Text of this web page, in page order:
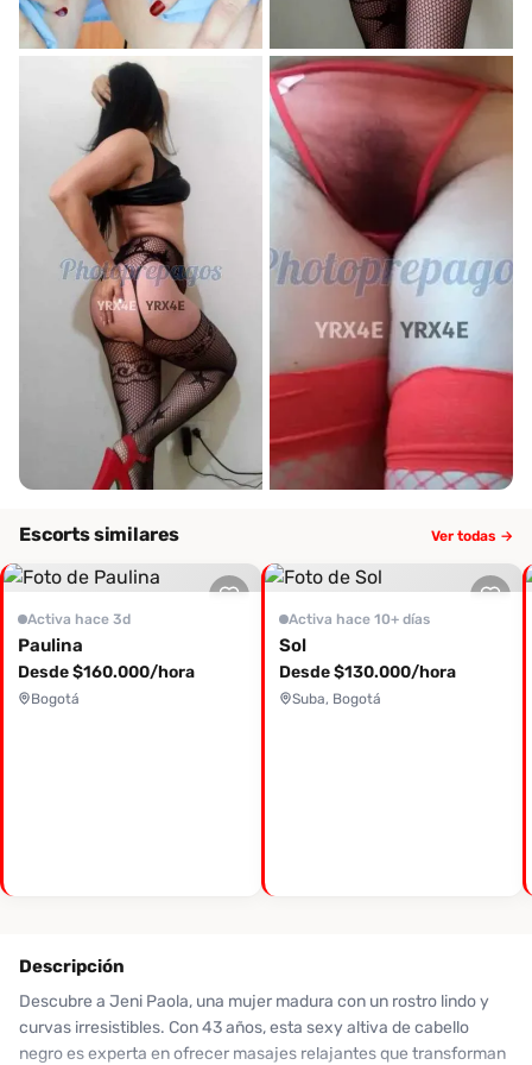
Escorts similares Ver todas →
Activa hace 3d
Paulina
Desde $160.000/hora
Bogotá
Activa hace 10+ días
Sol
Desde $130.000/hora
Suba, Bogotá
Descripción
Descubre a Jeni Paola, una mujer madura con un rostro lindo y
curvas irresistibles. Con 43 años, esta sexy altiva de cabello
negro es experta en ofrecer masajes relajantes que transforman